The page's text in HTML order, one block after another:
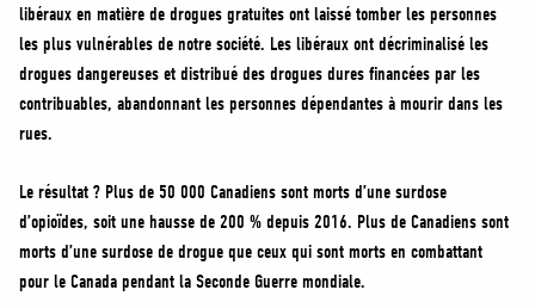
libéraux en matière de drogues gratuites ont laissé tomber les personnes
les plus vulnérables de notre société. Les libéraux ont décriminalisé les
drogues dangereuses et distribué des drogues dures financées par les
contribuables, abandonnant les personnes dépendantes à mourir dans les
rues.
Le résultat ? Plus de 50 000 Canadiens sont morts d’une surdose
d’opioïdes, soit une hausse de 200 % depuis 2016. Plus de Canadiens sont
morts d’une surdose de drogue que ceux qui sont morts en combattant
pour le Canada pendant la Seconde Guerre mondiale.